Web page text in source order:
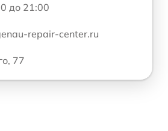
до 21:00
repair-center.ru
77